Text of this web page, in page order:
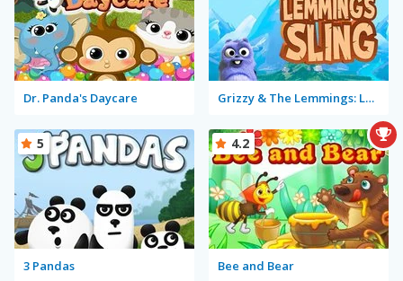
Dr. Panda's Daycare Grizzy & The Lemmings: Lemmings Sling
3 Pandas
5
Bee and Bear
4.2